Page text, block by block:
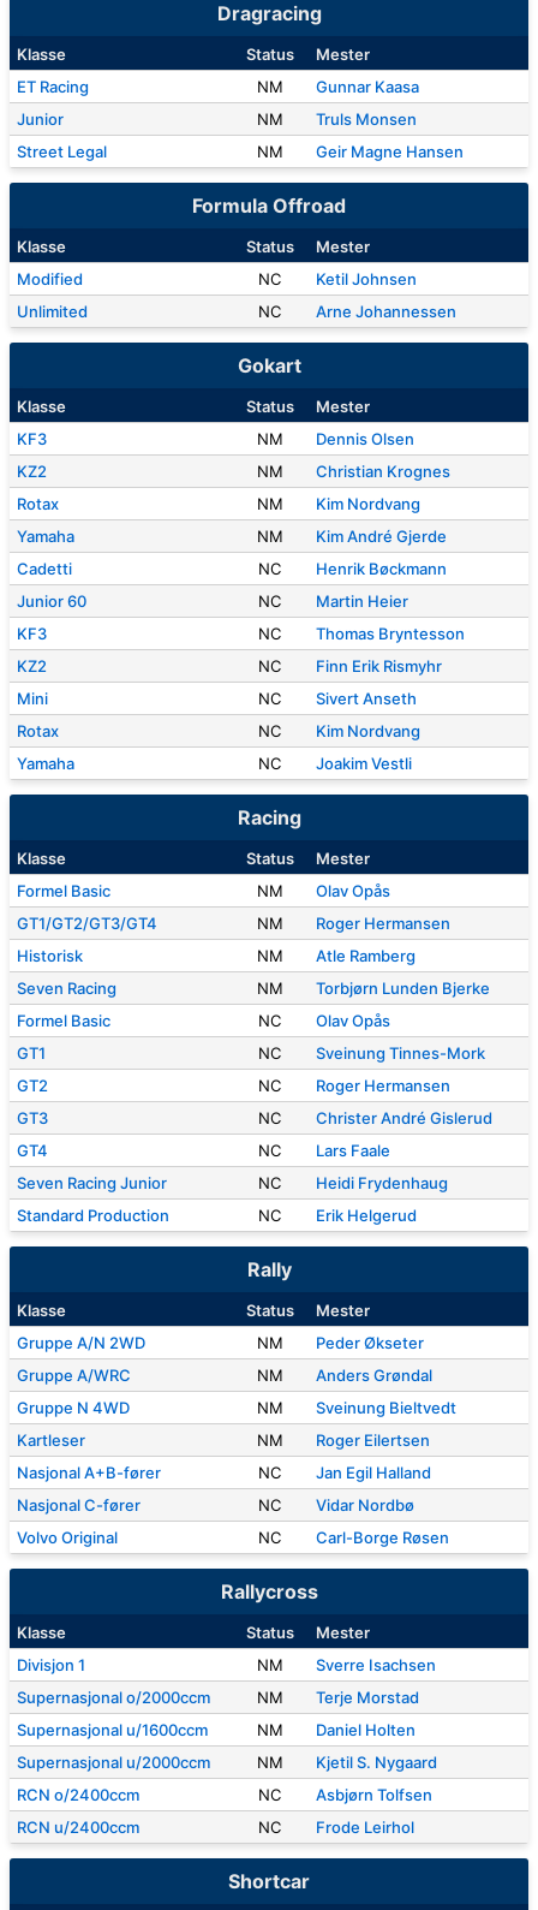
Dragracing
Klasse Status
Mester
ET Racing
NM
Gunnar Kaasa
Junior
NM
Truls Monsen
Street Legal
NM Geir Magne Hansen
Formula Offroad
Klasse Status
Mester
Modified
NC
Ketil Johnsen
Unlimited
NC Arne Johannessen
Gokart
Klasse Status
Mester
KF3
NM
Dennis Olsen
KZ2
NM
Christian Krognes
Rotax
NM
Kim Nordvang
Yamaha
NM
Kim André Gjerde
Cadetti
NC
Henrik Bøckmann
Junior 60
NC
Martin Heier
KF3
NC
Thomas Bryntesson
KZ2
NC
Finn Erik Rismyhr
Mini
NC
Sivert Anseth
Rotax
NC
Kim Nordvang
Yamaha
NC Joakim Vestli
Racing
Klasse Status
Mester
Formel Basic
NM
Olav Opås
GT1/GT2/GT3/GT4
NM
Roger Hermansen
Historisk
NM
Atle Ramberg
Seven Racing
NM
Torbjørn Lunden Bjerke
Formel Basic
NC
Olav Opås
GT1
NC
Sveinung Tinnes-Mork
GT2
NC
Roger Hermansen
GT3
NC
Christer André Gislerud
GT4
NC
Lars Faale
Seven Racing Junior
NC
Heidi Frydenhaug
Standard Production
NC Erik Helgerud
Rally
Klasse Status
Mester
Gruppe A/N 2WD
NM
Peder Økseter
Gruppe A/WRC
NM
Anders Grøndal
Gruppe N 4WD
NM
Sveinung Bieltvedt
Kartleser
NM
Roger Eilertsen
Nasjonal A+B-fører
NC
Jan Egil Halland
Nasjonal C-fører
NC
Vidar Nordbø
Volvo Original
NC Carl-Borge Røsen
Rallycross
Klasse Status
Mester
Divisjon 1
NM
Sverre Isachsen
Supernasjonal o/2000ccm
NM
Terje Morstad
Supernasjonal u/1600ccm
NM
Daniel Holten
Supernasjonal u/2000ccm
NM
Kjetil S. Nygaard
RCN o/2400ccm
NC
Asbjørn Tolfsen
RCN u/2400ccm
NC Frode Leirhol
Shortcar